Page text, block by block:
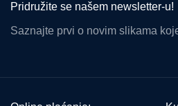
Pridružite se našem newsletter-u!
Saznajte prvi o novim slikama